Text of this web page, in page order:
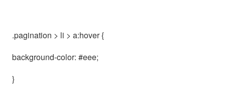
.pagination > li > a:hover {
background-color: #eee;
}